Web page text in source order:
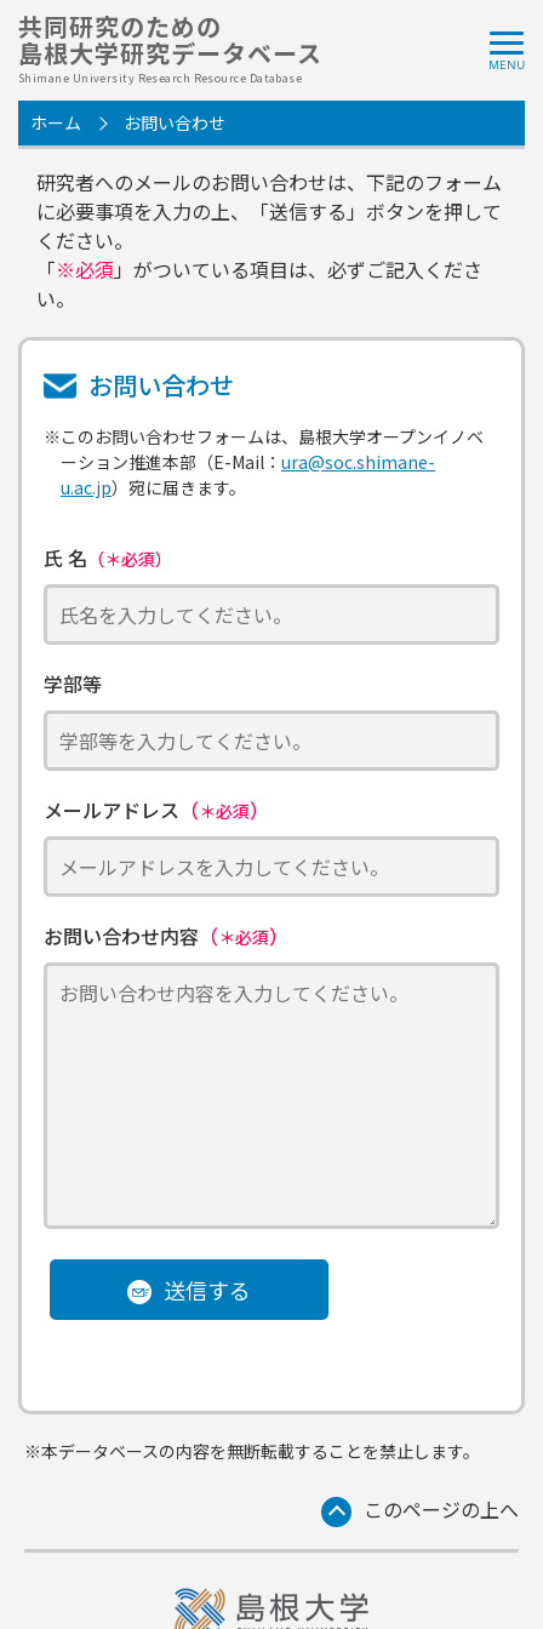
共同研究のための
島根大学研究データベース
Shimane University Research Resource Database
ホーム お問い合わせ
研究者へのメールのお問い合わせは、下記のフォーム
に必要事項を入力の上、「送信する」ボタンを押して
ください。
「※必須 」がついている項目は、必ずご記入くださ
い。
お問い合わせ
※このお問い合わせフォームは、島根大学オープンイノベ
ーション推進本部（E-Mail： ura@soc.shimane-
u.ac.jp）宛に届きます。
氏 名 （＊必須）
学部等
メールアドレス （＊必須）
お問い合わせ内容 （＊必須）
送信する
※本データベースの内容を無断転載することを禁止します。
このページの上へ